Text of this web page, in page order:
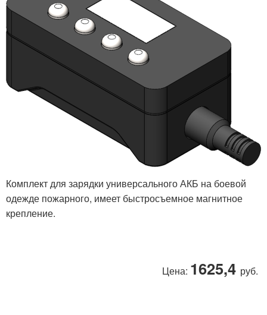
Комплект для зарядки универсального АКБ на боевой
одежде пожарного, имеет быстросъемное магнитное
крепление.
Цена: 1625,4 руб.